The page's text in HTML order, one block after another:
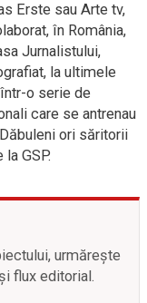
Erste sau Arte tv,
în România,
Jurnalistului,
la ultimele
o serie de
care se antrenau
ori săritorii
GSP.
urmărește
flux editorial.